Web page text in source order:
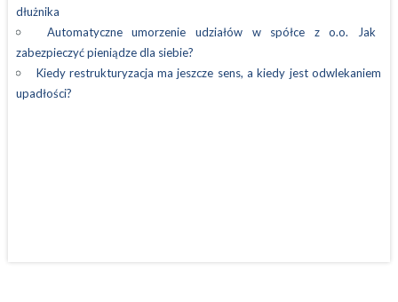
dłużnika
Automatyczne umorzenie udziałów w spółce z o.o. Jak
zabezpieczyć pieniądze dla siebie?
Kiedy restrukturyzacja ma jeszcze sens, a kiedy jest odwlekaniem
upadłości?